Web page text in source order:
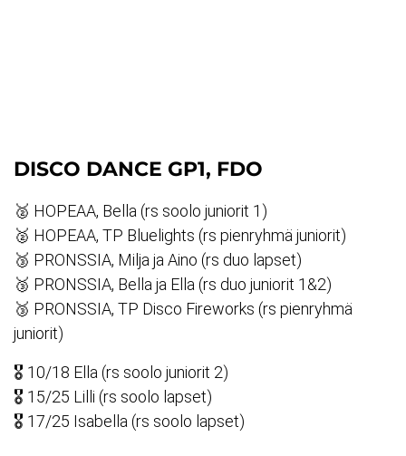
DISCO DANCE GP1, FDO
🥈 HOPEAA, Bella (rs soolo juniorit 1)
🥈 HOPEAA, TP Bluelights (rs pienryhmä juniorit)
🥉 PRONSSIA, Milja ja Aino (rs duo lapset)
🥉 PRONSSIA, Bella ja Ella (rs duo juniorit 1&2)
🥉 PRONSSIA, TP Disco Fireworks (rs pienryhmä
juniorit)
🎖️ 10/18 Ella (rs soolo juniorit 2)
🎖️ 15/25 Lilli (rs soolo lapset)
🎖️ 17/25 Isabella (rs soolo lapset)